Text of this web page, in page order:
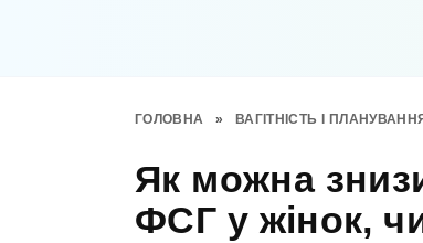
ГОЛОВНА » ВАГІТНІСТЬ І ПЛАНУВАННЯ
Як можна
ФСГ у жінок,